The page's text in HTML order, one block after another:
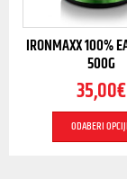
IRONMAXX 100%
500G
35,00€
ODABERI